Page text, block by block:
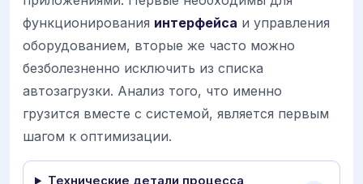
функционирования интерфейса и управления
оборудованием, вторые же часто можно
безболезненно исключить из списка
автозагрузки. Анализ того, что именно
грузится вместе с системой, является первым
шагом к оптимизации.
Технические детали процесса